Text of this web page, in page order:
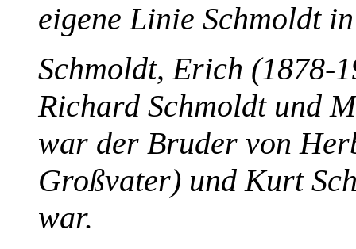
eigene Linie Schmoldt
Schmoldt, Erich (1878-
Richard Schmoldt und
war der Bruder von
Großvater) und Kurt
war.